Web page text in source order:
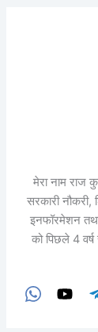
मेरा नाम राज
सरकारी नौकरी,
इनफॉरमेशन
को पिछले 4